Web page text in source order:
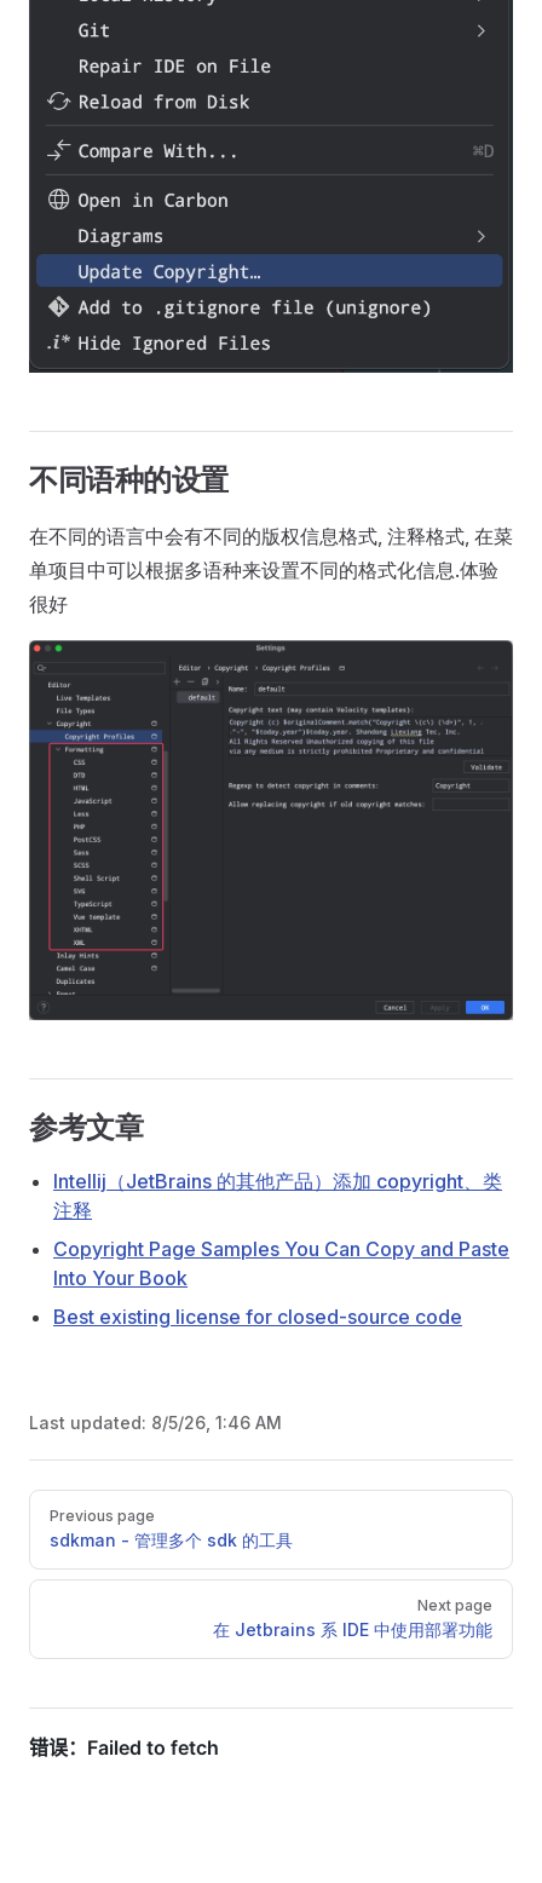
不同语种的设置
在不同的语言中会有不同的版权信息格式, 注释格式, 在菜
单项目中可以根据多语种来设置不同的格式化信息.体验
很好
参考文章
Intellij（JetBrains 的其他产品）添加 copyright、类
注释
Copyright Page Samples You Can Copy and Paste
Into Your Book
Best existing license for closed-source code
Last updated: 8/5/26, 1:46 AM
PagerPrevious page
sdkman - 管理多个 sdk 的工具
Next page
在 Jetbrains 系 IDE 中使用部署功能